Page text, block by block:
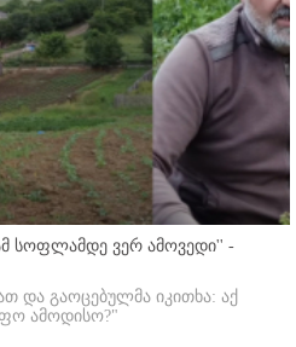
სოფლამდე ვერ ამოვედი'' -
და გაოცებულმა იკითხა: აქ
ამოდისო?"